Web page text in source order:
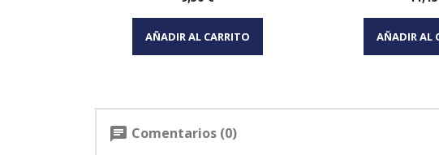
Vista rápida
AÑADIR AL CARRITO
Vista
AÑADIR AL
chat Comentarios (0)